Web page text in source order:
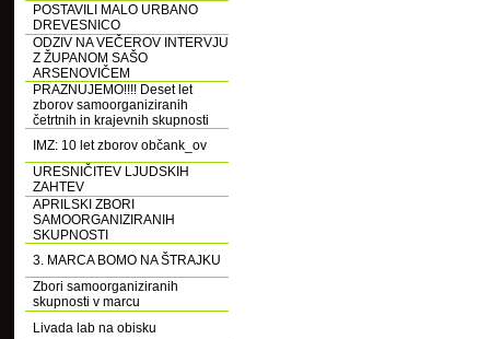
POSTAVILI MALO URBANO
DREVESNICO
ODZIV NA VEČEROV INTERVJU
Z ŽUPANOM SAŠO
ARSENOVIČEM
PRAZNUJEMO!!!! Deset let
zborov samoorganiziranih
četrtnih in krajevnih skupnosti
IMZ: 10 let zborov občank_ov
URESNIČITEV LJUDSKIH
ZAHTEV
APRILSKI ZBORI
SAMOORGANIZIRANIH
SKUPNOSTI
3. MARCA BOMO NA ŠTRAJKU
Zbori samoorganiziranih
skupnosti v marcu
Livada lab na obisku